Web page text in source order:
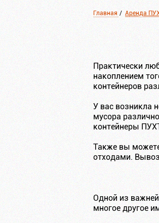
Главная / Аренда
Практически
накоплением
контейнеров
У вас возникла
мусора
контейнеры
Также вы
отходами.
Одной из
многое другое